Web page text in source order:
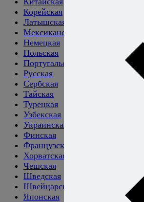
Корейская
Латышская
Мексиканская
Немецкая
Польская
Португальская
Русская
Сербская
Тайская
Турецкая
Узбекская
Украинская
Финская
Французская
Хорватская
Чешская
Шведская
Швейцарская
Японская